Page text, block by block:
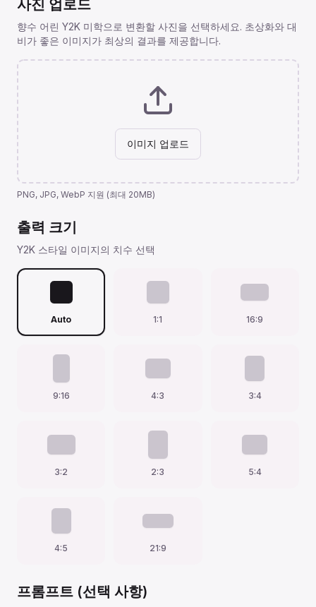
사진 업로드
향수 어린 Y2K 미학으로 변환할 사진을 선택하세요. 초상화와 대
비가 좋은 이미지가 최상의 결과를 제공합니다.
이미지 업로드
PNG, JPG, WebP 지원 (최대 20MB)
출력 크기
Y2K 스타일 이미지의 치수 선택
Auto 1:1 16:9
9:16 4:3 3:4
3:2 2:3 5:4
4:5 21:9
프롬프트 (선택 사항)